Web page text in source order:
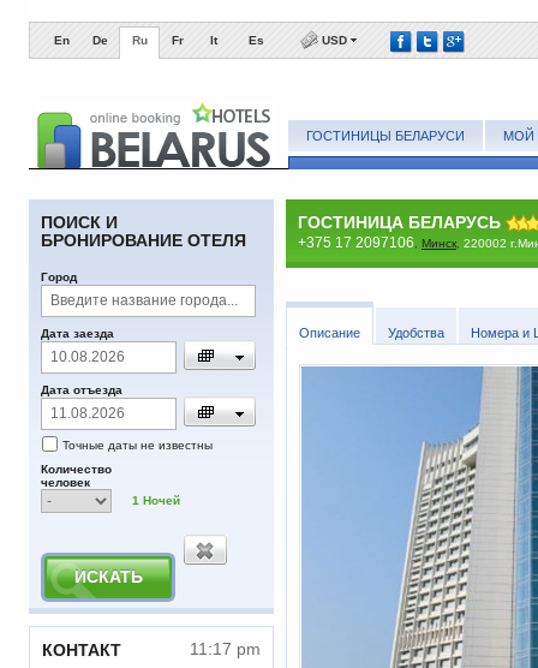
En De Ru Fr It Es USD
ГОСТИНИЦЫ БЕЛАРУСИ МОЙ
ПОИСК И
БРОНИРОВАНИЕ ОТЕЛЯ
Город
Дата заезда
Дата отъезда
Точные даты не известны
Количество
человек
1 Ночей
КОНТАКТ 11:17 pm
ГОСТИНИЦА БЕЛАРУСЬ
+375 17 2097106 Минск 220002
Описание Удобства Номера и